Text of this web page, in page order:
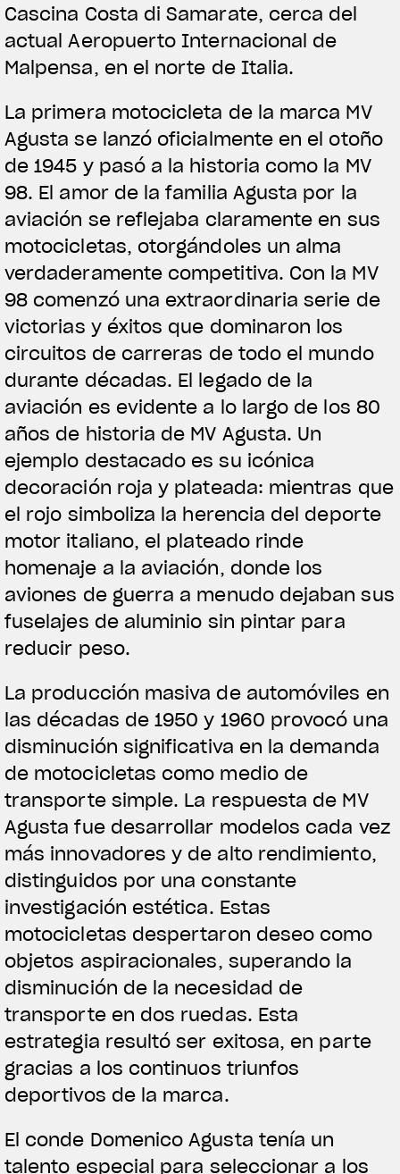
Cascina Costa di Samarate, cerca del
actual Aeropuerto Internacional de
Malpensa, en el norte de Italia.
La primera motocicleta de la marca MV
Agusta se lanzó oficialmente en el otoño
de 1945 y pasó a la historia como la MV
98. El amor de la familia Agusta por la
aviación se reflejaba claramente en sus
motocicletas, otorgándoles un alma
verdaderamente competitiva. Con la MV
98 comenzó una extraordinaria serie de
victorias y éxitos que dominaron los
circuitos de carreras de todo el mundo
durante décadas. El legado de la
aviación es evidente a lo largo de los 80
años de historia de MV Agusta. Un
ejemplo destacado es su icónica
decoración roja y plateada: mientras que
el rojo simboliza la herencia del deporte
motor italiano, el plateado rinde
homenaje a la aviación, donde los
aviones de guerra a menudo dejaban sus
fuselajes de aluminio sin pintar para
reducir peso.
La producción masiva de automóviles en
las décadas de 1950 y 1960 provocó una
disminución significativa en la demanda
de motocicletas como medio de
transporte simple. La respuesta de MV
Agusta fue desarrollar modelos cada vez
más innovadores y de alto rendimiento,
distinguidos por una constante
investigación estética. Estas
motocicletas despertaron deseo como
objetos aspiracionales, superando la
disminución de la necesidad de
transporte en dos ruedas. Esta
estrategia resultó ser exitosa, en parte
gracias a los continuos triunfos
deportivos de la marca.
El conde Domenico Agusta tenía un
talento especial para seleccionar a los